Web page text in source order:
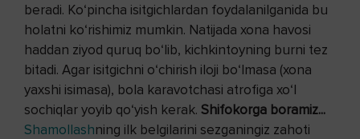
beradi. Ko‘pincha isitgichlardan foydalanilganida bu
holatni ko‘rishimiz mumkin. Natijada xona havosi
haddan ziyod quruq bo‘lib, kichkintoyning burni tez
bitadi. Agar isitgichni o‘chirish iloji bo‘lmasa (xona
yaxshi isimasa), bola karavotchasi atrofiga xo‘l
sochiqlar yoyib qo‘yish kerak. Shifokorga boramiz...
Shamollashning ilk belgilarini sezganingiz zahoti